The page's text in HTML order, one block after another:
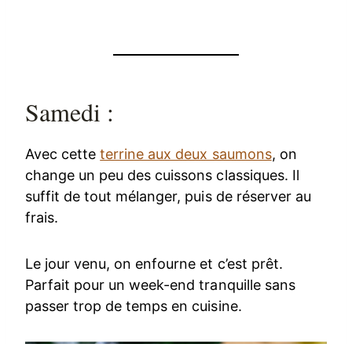
Samedi :
Avec cetteterrine aux deux saumons, on
change un peu des cuissons classiques. Il
suffit de tout mélanger, puis de réserver au
frais.
Le jour venu, on enfourne et c’est prêt.
Parfait pour un week-end tranquille sans
passer trop de temps en cuisine.